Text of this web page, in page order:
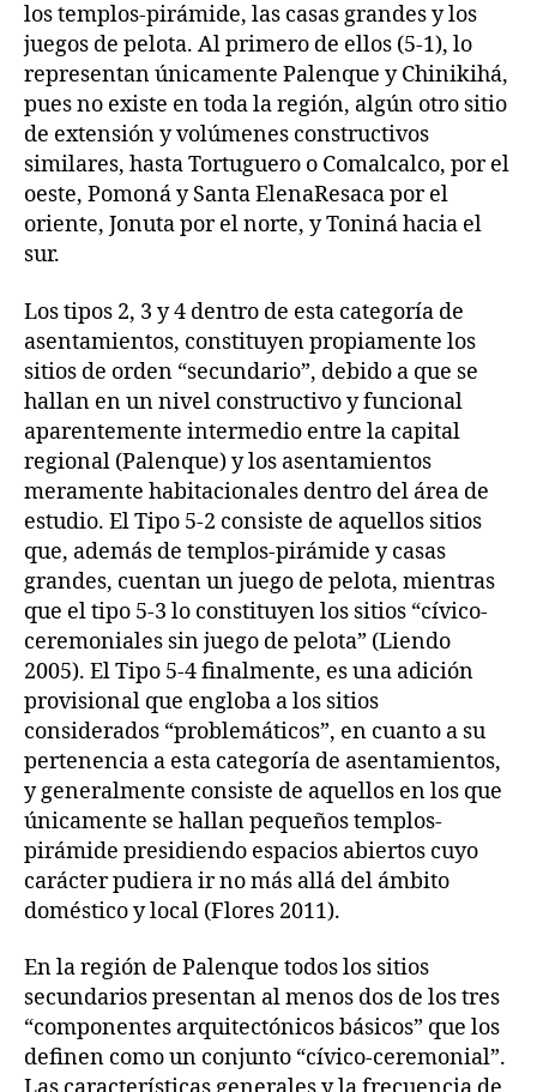
los templos-pirámide, las casas grandes y los
juegos de pelota. Al primero de ellos (5-1), lo
representan únicamente Palenque y Chinikihá,
pues no existe en toda la región, algún otro sitio
de extensión y volúmenes constructivos
similares, hasta Tortuguero o Comalcalco, por el
oeste, Pomoná y Santa ElenaResaca por el
oriente, Jonuta por el norte, y Toniná hacia el
sur.
Los tipos 2, 3 y 4 dentro de esta categoría de
asentamientos, constituyen propiamente los
sitios de orden “secundario”, debido a que se
hallan en un nivel constructivo y funcional
aparentemente intermedio entre la capital
regional (Palenque) y los asentamientos
meramente habitacionales dentro del área de
estudio. El Tipo 5-2 consiste de aquellos sitios
que, además de templos-pirámide y casas
grandes, cuentan un juego de pelota, mientras
que el tipo 5-3 lo constituyen los sitios “cívico-
ceremoniales sin juego de pelota” (Liendo
2005). El Tipo 5-4 finalmente, es una adición
provisional que engloba a los sitios
considerados “problemáticos”, en cuanto a su
pertenencia a esta categoría de asentamientos,
y generalmente consiste de aquellos en los que
únicamente se hallan pequeños templos-
pirámide presidiendo espacios abiertos cuyo
carácter pudiera ir no más allá del ámbito
doméstico y local (Flores 2011).
En la región de Palenque todos los sitios
secundarios presentan al menos dos de los tres
“componentes arquitectónicos básicos” que los
definen como un conjunto “cívico-ceremonial”.